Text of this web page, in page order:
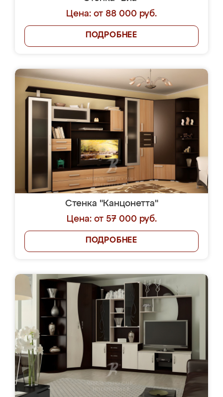
Цена: от 88 000 руб.
ПОДРОБНЕЕ
Стенка "Канцонетта"
Цена: от 57 000 руб.
ПОДРОБНЕЕ